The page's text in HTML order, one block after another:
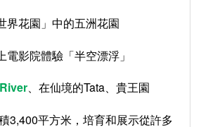
界花園」中的五洲花園
影院體驗「半空漂浮」
、在仙境的Tata、貴王園
3,400平方米，培育和展示從許多